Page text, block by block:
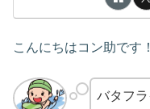
こんにちはコン助です
バタフ